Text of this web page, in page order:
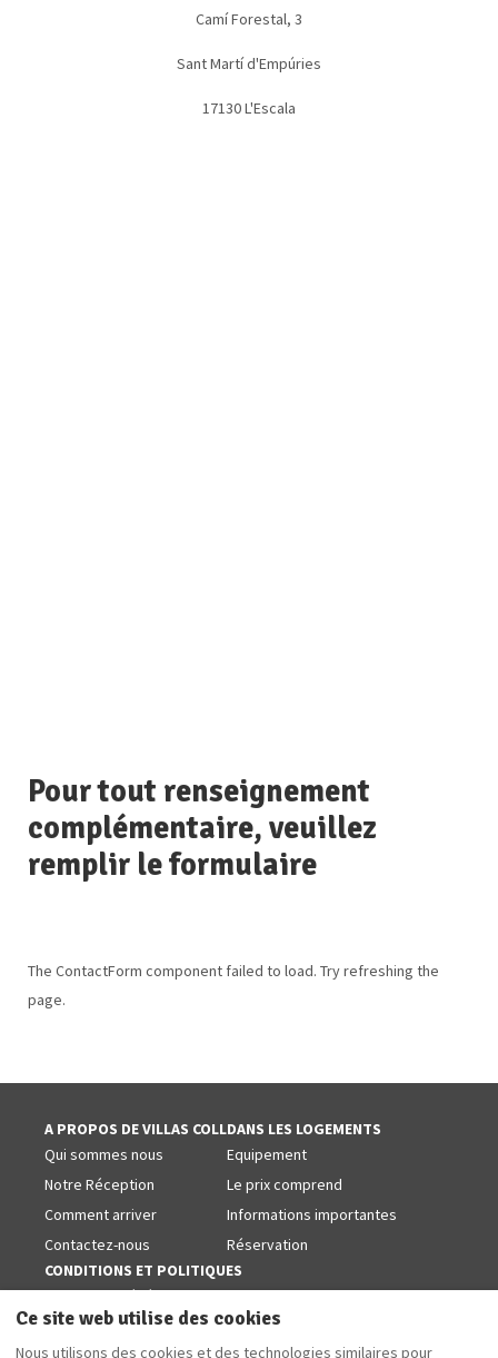
Camí Forestal, 3
Sant Martí d'Empúries
17130 L'Escala
Pour tout renseignement
complémentaire, veuillez
remplir le formulaire
The ContactForm component failed to load. Try refreshing the
page.
A PROPOS DE VILLAS COLL
Qui sommes nous
Notre Réception
Comment arriver
Contactez-nous
DANS LES LOGEMENTS
Equipement
Le prix comprend
Informations importantes
Réservation
CONDITIONS ET POLITIQUES
Conditions générales
Politiques de cookies
Ce site web utilise des cookies
Nous utilisons des cookies et des technologies similaires pour